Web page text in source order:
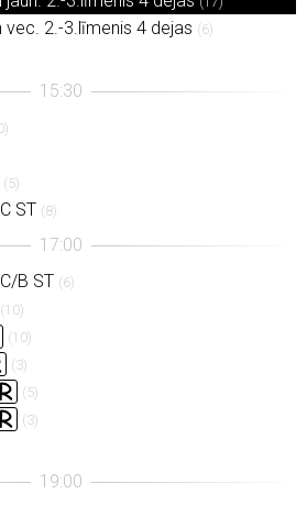
vec. 2.-3.līmenis 4 dejas (6)
(5)
ST (8)
B ST (6)
(10)
(10)
(3)
(5)
(3)